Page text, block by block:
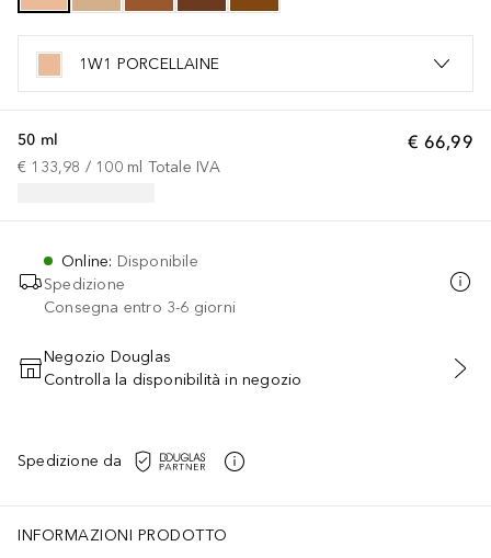
1W1 PORCELLAINE
€ 66,99
50 ml
€ 133,98 / 100 ml Totale IVA
Online: Disponibile
Spedizione
Consegna entro 3-6 giorni
AGGIUNGI AL CARRELLO
Negozio Douglas
Controlla la disponibilità in negozio
Spedizione da
INFORMAZIONI PRODOTTO